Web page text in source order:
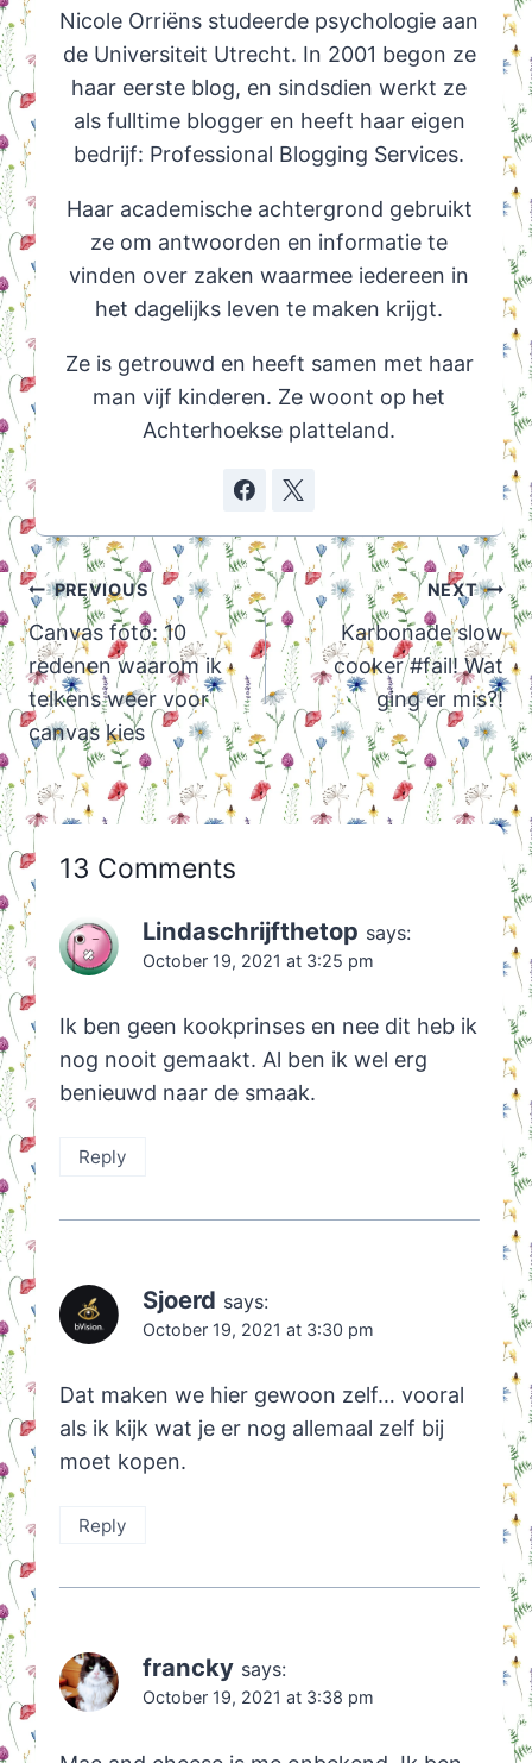
Nicole Orriëns studeerde psychologie aan
de Universiteit Utrecht. In 2001 begon ze
haar eerste blog, en sindsdien werkt ze
als fulltime blogger en heeft haar eigen
bedrijf: Professional Blogging Services.
Haar academische achtergrond gebruikt
ze om antwoorden en informatie te
vinden over zaken waarmee iedereen in
het dagelijks leven te maken krijgt.
Ze is getrouwd en heeft samen met haar
man vijf kinderen. Ze woont op het
Achterhoekse platteland.
Post
navigation
PREVIOUS
Canvas foto: 10
redenen waarom ik
telkens weer voor
canvas kies
NEXT
Karbonade slow
cooker #fail! Wat
ging er mis?!
13 Comments
Lindaschrijfthetop says:
October 19, 2021 at 3:25 pm
Ik ben geen kookprinses en nee dit heb ik
nog nooit gemaakt. Al ben ik wel erg
benieuwd naar de smaak.
Reply
Sjoerd says:
October 19, 2021 at 3:30 pm
Dat maken we hier gewoon zelf… vooral
als ik kijk wat je er nog allemaal zelf bij
moet kopen.
Reply
francky says:
October 19, 2021 at 3:38 pm